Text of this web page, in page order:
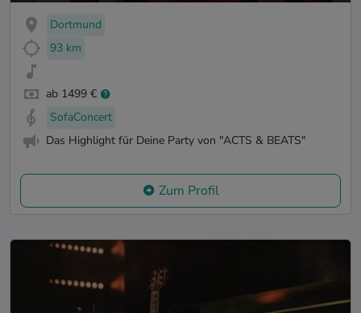
Dortmund
93 km
ab 1499 €
SofaConcert
Das Highlight für Deine Party von "ACTS & BEATS"
Zum Profil